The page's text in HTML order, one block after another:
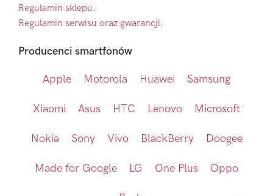
Regulamin sklepu.
Regulamin serwisu oraz gwarancji.
Producenci smartfonów
Apple Motorola Huawei Samsung
Xiaomi Asus HTC Lenovo Microsoft
Nokia Sony Vivo BlackBerry Doogee
Made for Google LG One Plus Oppo